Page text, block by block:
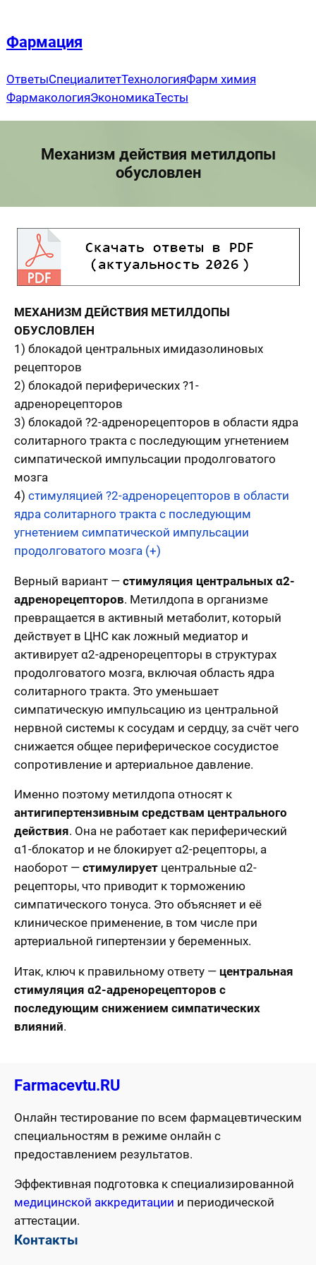
содержимому
Фармация
ОтветыСпециалитетТехнологияФарм химия
ФармакологияЭкономикаТесты
Механизм действия метилдопы
обусловлен
МЕХАНИЗМ ДЕЙСТВИЯ МЕТИЛДОПЫ
ОБУСЛОВЛЕН
1) блокадой центральных имидазолиновых
рецепторов
2) блокадой периферических ?1-
адренорецепторов
3) блокадой ?2-адренорецепторов в области ядра
солитарного тракта с последующим угнетением
симпатической импульсации продолговатого
мозга
4) стимуляцией ?2-адренорецепторов в области
ядра солитарного тракта с последующим
угнетением симпатической импульсации
продолговатого мозга (+)
Верный вариант — стимуляция центральных α2-
адренорецепторов. Метилдопа в организме
превращается в активный метаболит, который
действует в ЦНС как ложный медиатор и
активирует α2-адренорецепторы в структурах
продолговатого мозга, включая область ядра
солитарного тракта. Это уменьшает
симпатическую импульсацию из центральной
нервной системы к сосудам и сердцу, за счёт чего
снижается общее периферическое сосудистое
сопротивление и артериальное давление.
Именно поэтому метилдопа относят к
антигипертензивным средствам центрального
действия. Она не работает как периферический
α1-блокатор и не блокирует α2-рецепторы, а
наоборот — стимулирует центральные α2-
рецепторы, что приводит к торможению
симпатического тонуса. Это объясняет и её
клиническое применение, в том числе при
артериальной гипертензии у беременных.
Итак, ключ к правильному ответу — центральная
стимуляция α2-адренорецепторов с
последующим снижением симпатических
влияний.
Farmacevtu.RU
Онлайн тестирование по всем фармацевтическим
специальностям в режиме онлайн с
предоставлением результатов.
Эффективная подготовка к специализированной
медицинской аккредитации и периодической
аттестации.
Контакты